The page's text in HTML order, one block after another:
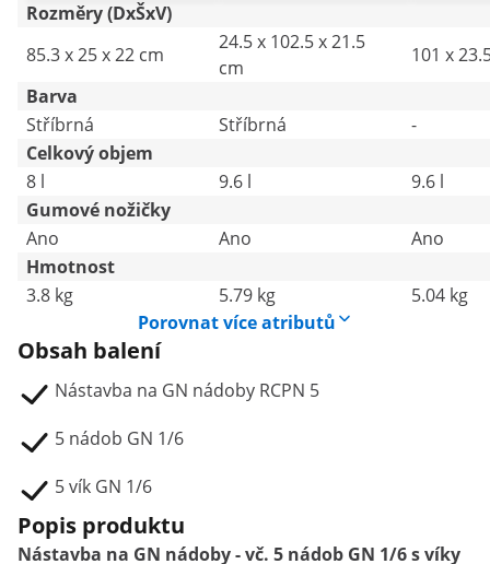
Rozměry (DxŠxV)
85.3 x 25 x 22 cm
24.5 x 102.5 x 21.5
cm
101 x
Barva
Stříbrná
Stříbrná
-
Celkový objem
8 l
9.6 l
9.6 l
Gumové nožičky
Ano
Ano
Ano
Hmotnost
3.8 kg
5.79 kg
5.04 kg
Porovnat více atributů
Obsah balení
Nástavba na GN nádoby RCPN 5
5 nádob GN 1/6
5 vík GN 1/6
Popis produktu
Nástavba na GN nádoby - vč. 5 nádob GN 1/6 s víky